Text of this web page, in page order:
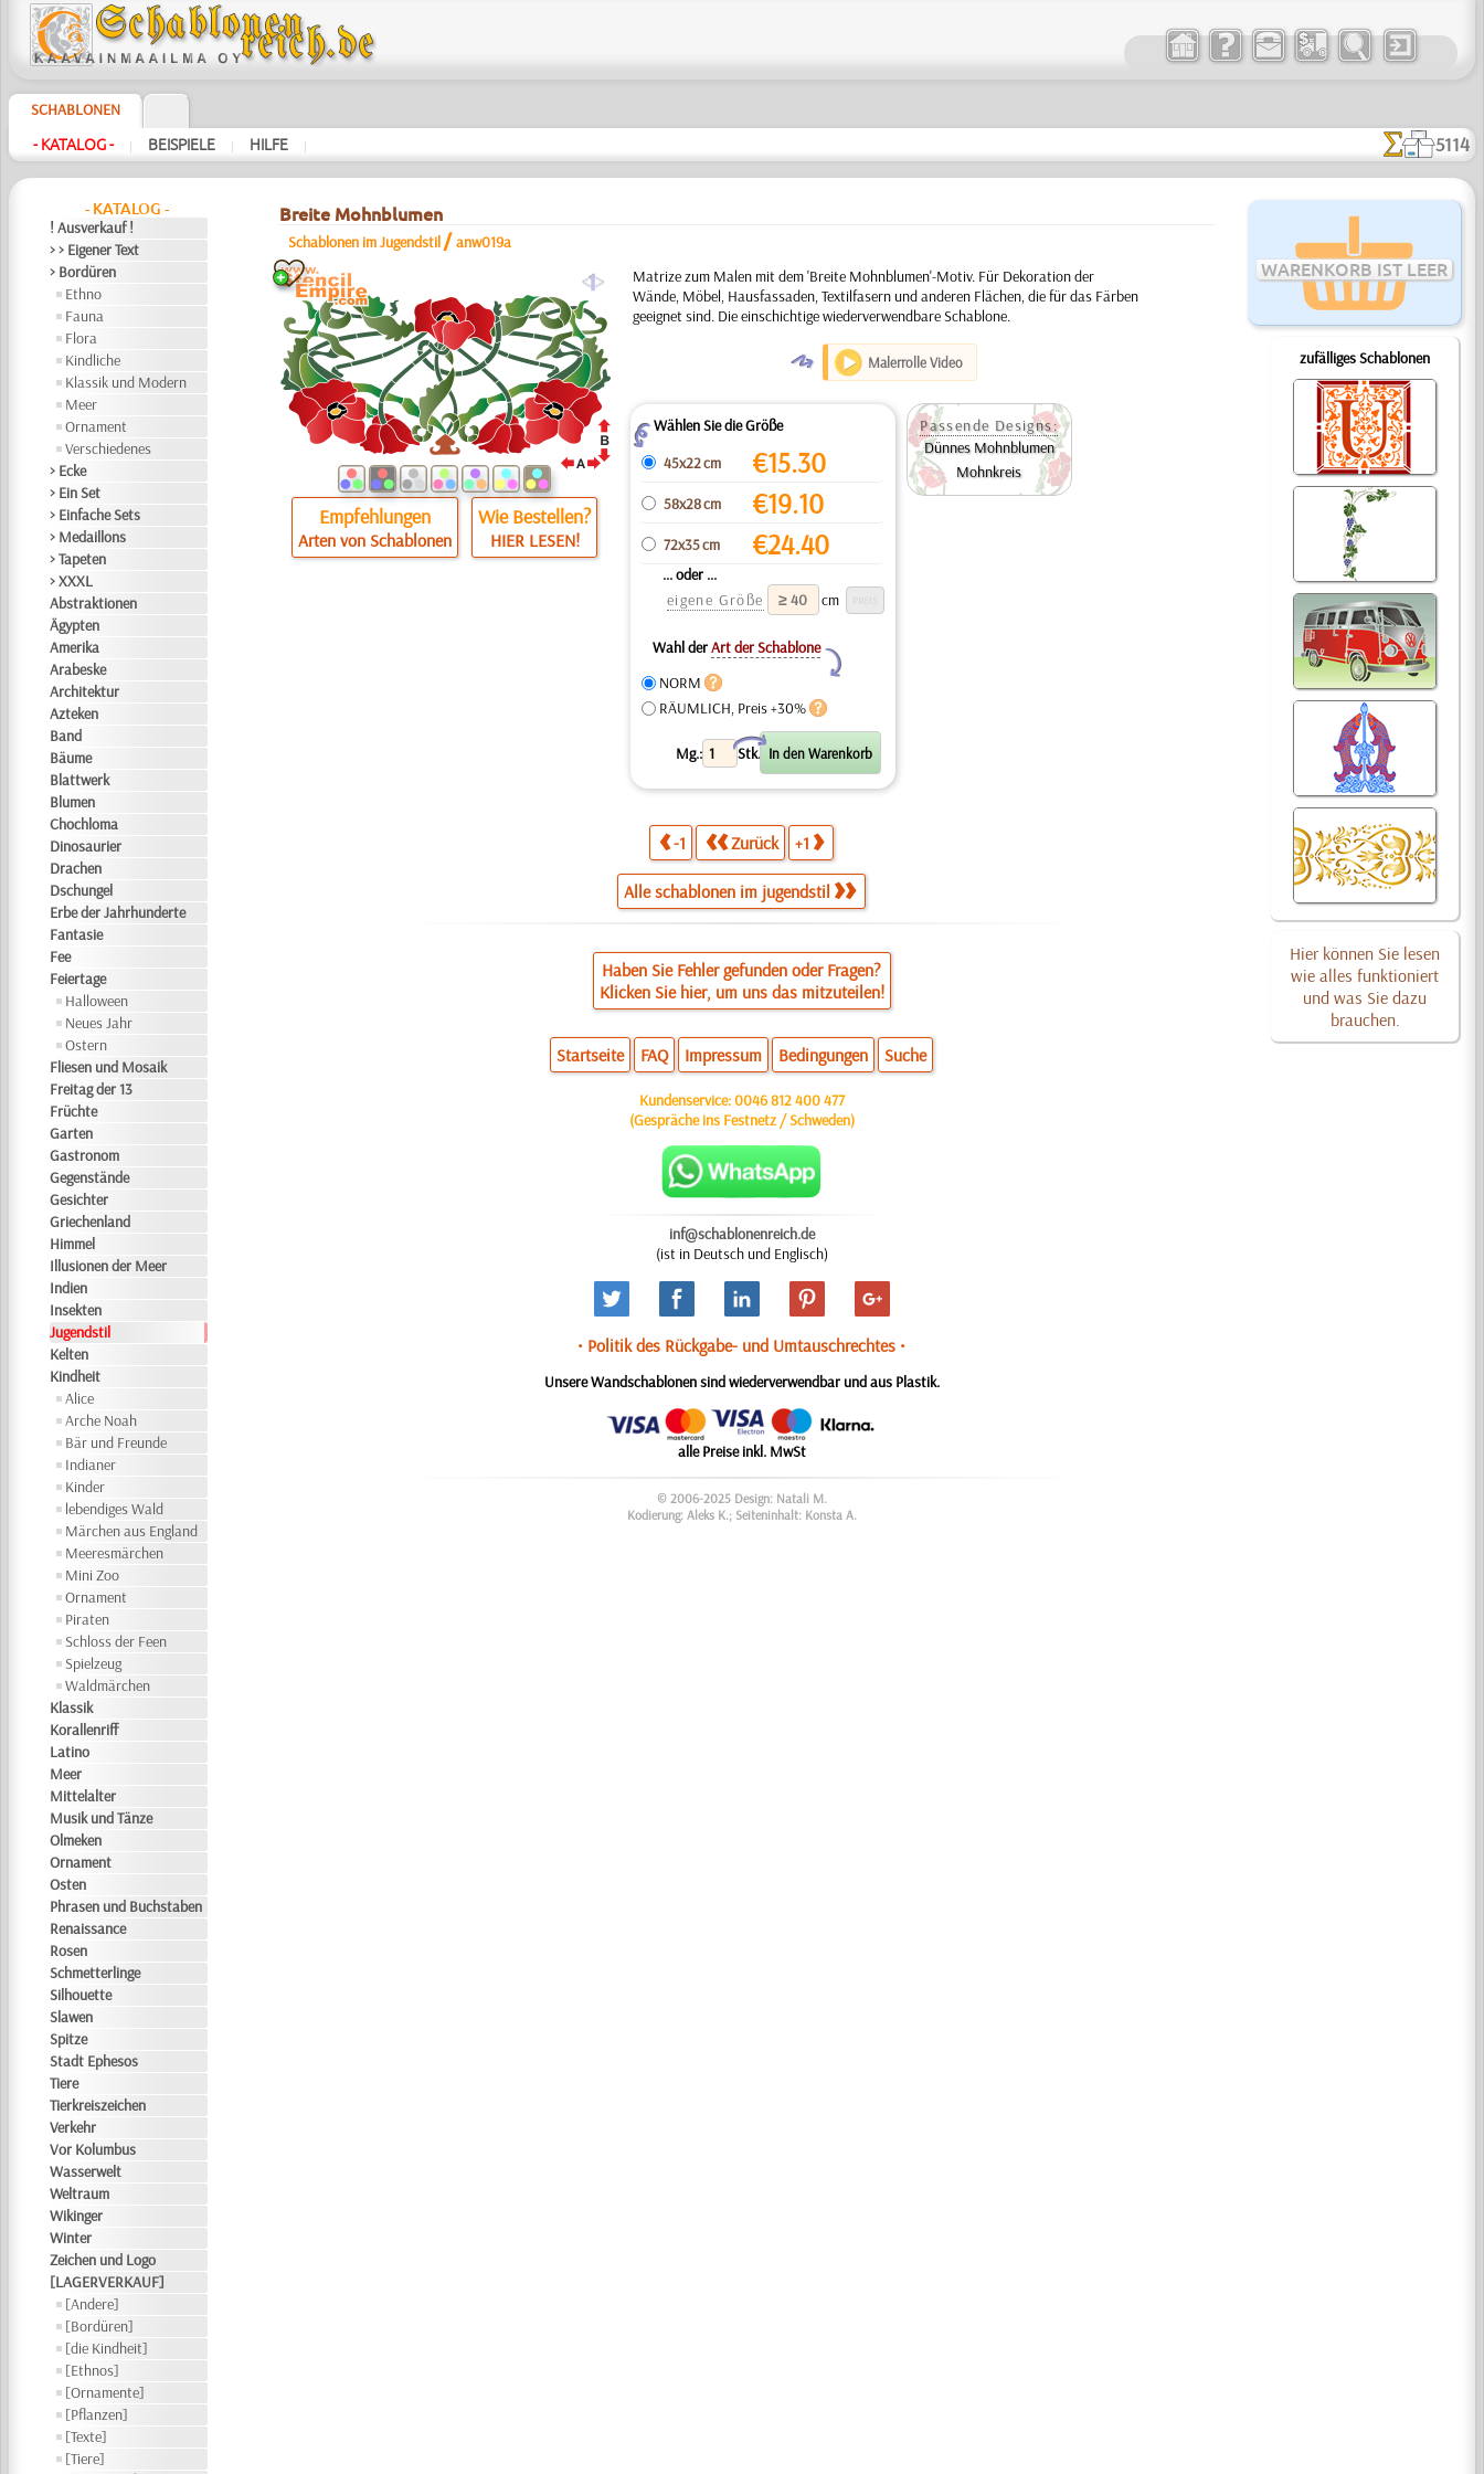
SCHABLONEN
- KATALOG - | BEISPIELE | HILFE | 5114
- KATALOG -
! Ausverkauf !
> > Eigener Text
> Bordüren
Ethno
Fauna
Flora
Kindliche
Klassik und Modern
Meer
Ornament
Verschiedenes
> Ecke
> Ein Set
> Einfache Sets
> Medaillons
> Tapeten
> XXXL
Abstraktionen
Ägypten
Amerika
Arabeske
Architektur
Azteken
Band
Bäume
Blattwerk
Blumen
Chochloma
Dinosaurier
Drachen
Dschungel
Erbe der Jahrhunderte
Fantasie
Fee
Feiertage
Halloween
Neues Jahr
Ostern
Fliesen und Mosaik
Freitag der 13
Früchte
Garten
Gastronom
Gegenstände
Gesichter
Griechenland
Himmel
Illusionen der Meer
Indien
Insekten
Jugendstil
Kelten
Kindheit
Alice
Arche Noah
Bär und Freunde
Indianer
Kinder
lebendiges Wald
Märchen aus England
Meeresmärchen
Mini Zoo
Ornament
Piraten
Schloss der Feen
Spielzeug
Waldmärchen
Klassik
Korallenriff
Latino
Meer
Mittelalter
Musik und Tänze
Olmeken
Ornament
Osten
Phrasen und Buchstaben
Renaissance
Rosen
Schmetterlinge
Silhouette
Slawen
Spitze
Stadt Ephesos
Tiere
Tierkreiszeichen
Verkehr
Vor Kolumbus
Wasserwelt
Weltraum
Wikinger
Winter
Zeichen und Logo
[LAGERVERKAUF]
[Andere]
[Bordüren]
[die Kindheit]
[Ethnos]
[Ornamente]
[Pflanzen]
[Texte]
[Tiere]
WARENKORB IST LEER
zufälliges Schablonen
Hier können Sie lesen
wie alles funktioniert
und was Sie dazu
brauchen.
Breite Mohnblumen
Schablonen im Jugendstil /anw019a
a
Empfehlungen
Arten von Schablonen
Wie Bestellen?
HIER LESEN!
Matrize zum Malen mit dem 'Breite Mohnblumen'-Motiv. Für Dekoration der
Wände, Möbel, Hausfassaden, Textilfasern und anderen Flächen, die für das Färben
geeignet sind. Die einschichtige wiederverwendbare Schablone.
O Malerrolle Video
ZWählen Sie die Größe
45x22 cm
€15.30
58x28 cm €19.10
72x35 cm €24.40
... oder ...
eigene Größe
cm
Wahl derArt der Schablone
Y
NORM
RÄUMLICH, Preis +30%
Mg.: Stk.
X
Passende Designs:
Dünnes Mohnblumen
Mohnkreis
-1 Zurück +1
Alle schablonen im jugendstil
Haben Sie Fehler gefunden oder Fragen?
Klicken Sie hier, um uns das mitzuteilen!
Startseite FAQ Impressum Bedingungen Suche
Kundenservice:0046 812 400 477
(Gespräche ins Festnetz / Schweden)
inf@schablonenreich.de
(ist in Deutsch und Englisch)
• Politik des Rückgabe- und Umtauschrechtes •
Unsere Wandschablonen sind wiederverwendbar und aus Plastik.
alle Preise inkl. MwSt
© 2006-2025 Design: Natali M.
Kodierung: Aleks K.; Seiteninhalt: Konsta A.